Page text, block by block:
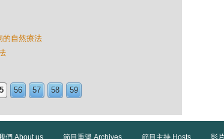
的自然療法
56 57 58 59
們 About us 節目重溫 Archives 節目主持 Hosts 影